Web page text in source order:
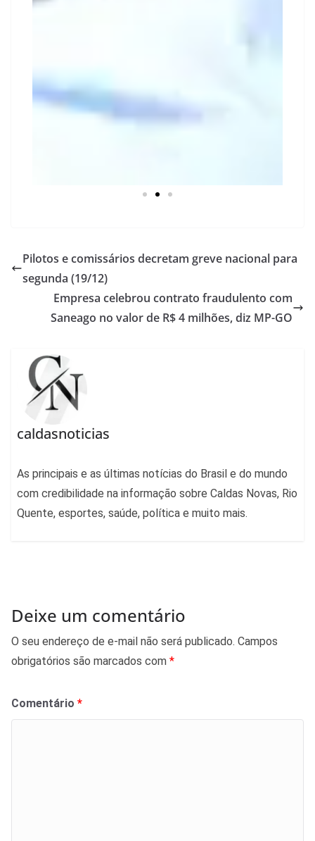
Pilotos e comissários decretam greve nacional para
segunda (19/12)
Empresa celebrou contrato fraudulento com
Saneago no valor de R$ 4 milhões, diz MP-GO
caldasnoticias
As principais e as últimas notícias do Brasil e do mundo
com credibilidade na informação sobre Caldas Novas, Rio
Quente, esportes, saúde, política e muito mais.
Deixe um comentário
O seu endereço de e-mail não será publicado. Campos
obrigatórios são marcados com *
Comentário *